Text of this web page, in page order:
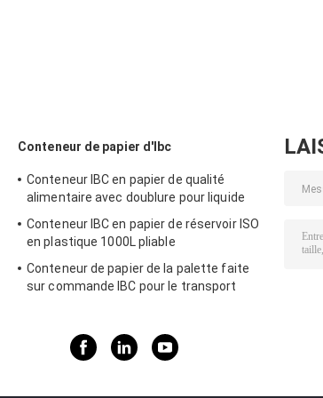
Conteneur de papier d'Ibc
Conteneur IBC en papier de qualité
alimentaire avec doublure pour liquide
Conteneur IBC en papier de réservoir ISO
en plastique 1000L pliable
Conteneur de papier de la palette faite
sur commande IBC pour le transport